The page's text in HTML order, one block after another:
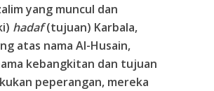
yang muncul dan
hadaf(tujuan) Karbala,
atas nama Al-Husain,
kebangkitan dan tujuan
peperangan, mereka